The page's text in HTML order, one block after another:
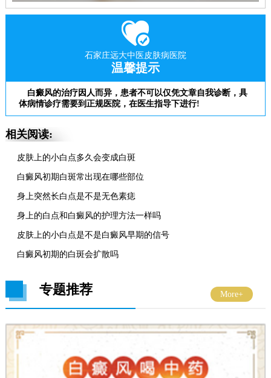
石家庄远大中医皮肤病医院
温馨提示
白癜风的治疗因人而异，患者不可以仅凭文章自我诊断，具
体病情诊疗需要到正规医院，在医生指导下进行!
相关阅读:
皮肤上的小白点多久会变成白斑
白癜风初期白斑常出现在哪些部位
身上突然长白点是不是无色素痣
身上的白点和白癜风的护理方法一样吗
皮肤上的小白点是不是白癜风早期的信号
白癜风初期的白斑会扩散吗
专题推荐 More+